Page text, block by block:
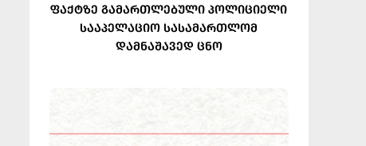
ფაქტზე გამართლებული პოლიციელი
სააპელაციო სასამართლომ
დამნაშავედ ცნო